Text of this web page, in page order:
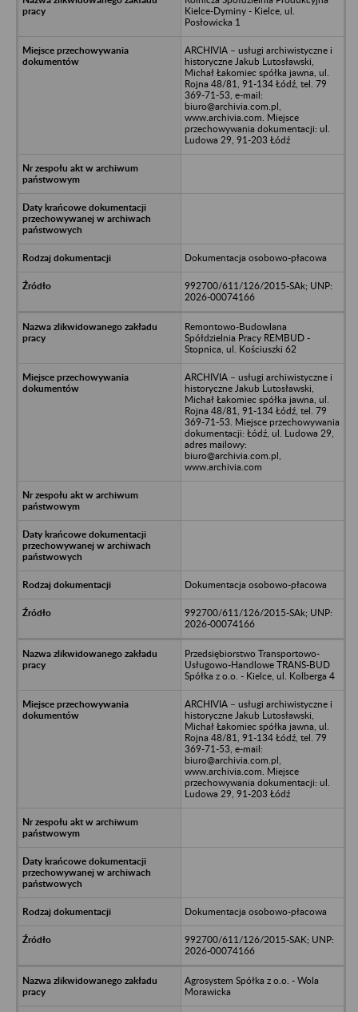
Kielce-Dyminy - Kielce, ul.
Posłowicka 1
ARCHIVIA – usługi archiwistyczne i
historyczne Jakub Lutosławski,
Michał Łakomiec spółka jawna, ul.
Rojna 48/81, 91-134 Łódź, tel. 79
369-71-53, e-mail:
biuro@archivia.com.pl,
www.archivia.com. Miejsce
przechowywania dokumentacji: ul.
Ludowa 29, 91-203 Łódź
Dokumentacja osobowo-płacowa
992700/611/126/2015-SAk; UNP:
2026-00074166
Remontowo-Budowlana
Spółdzielnia Pracy REMBUD -
Stopnica, ul. Kościuszki 62
ARCHIVIA – usługi archiwistyczne i
historyczne Jakub Lutosławski,
Michał Łakomiec spółka jawna, ul.
Rojna 48/81, 91-134 Łódź, tel. 79
369-71-53. Miejsce przechowywania
dokumentacji: Łódź, ul. Ludowa 29,
adres mailowy:
biuro@archivia.com.pl,
www.archivia.com
Dokumentacja osobowo-płacowa
992700/611/126/2015-SAk; UNP:
2026-00074166
Przedsiębiorstwo Transportowo-
Usługowo-Handlowe TRANS-BUD
Spółka z o.o. - Kielce, ul. Kolberga 4
ARCHIVIA – usługi archiwistyczne i
historyczne Jakub Lutosławski,
Michał Łakomiec spółka jawna, ul.
Rojna 48/81, 91-134 Łódź, tel. 79
369-71-53, e-mail:
biuro@archivia.com.pl,
www.archivia.com. Miejsce
przechowywania dokumentacji: ul.
Ludowa 29, 91-203 Łódź
Dokumentacja osobowo-płacowa
992700/611/126/2015-SAK; UNP:
2026-00074166
Agrosystem Spółka z o.o. - Wola
Morawicka